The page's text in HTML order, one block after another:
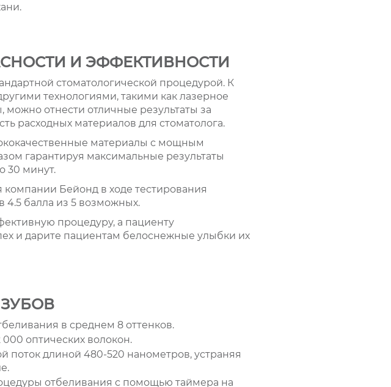
И ЭФФЕКТИВНОСТИ
стоматологической процедурой. К
технологиями, такими как лазерное
отнести отличные результаты за
расходных материалов для стоматолога.
материалы с мощным
гарантируя максимальные результаты
30 минут.
компании Бейонд в ходе тестирования
балла из 5 возможных.
процедуру, а пациенту
и дарите пациентам белоснежные улыбки их
в среднем 8 оттенков.
оптических волокон.
поток длиной 480-520 нанометров, устраняя
отбеливания с помощью таймера на